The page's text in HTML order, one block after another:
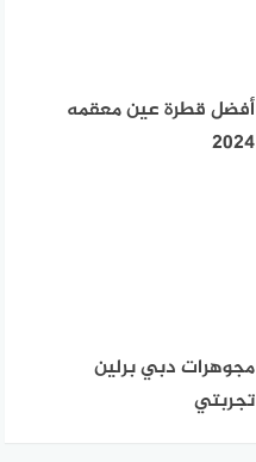
أفضل قطرة عين معقمه
2024
مجوهرات دبي برلين
تجربتي